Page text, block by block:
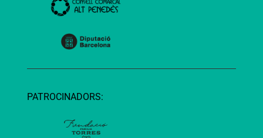
PATROCINADORS: